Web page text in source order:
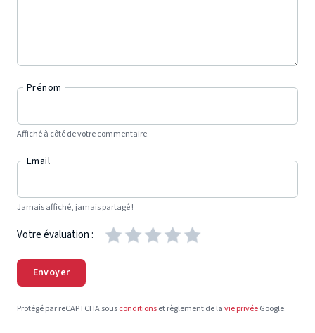
Prénom
Affiché à côté de votre commentaire.
Email
Jamais affiché, jamais partagé !
Votre évaluation :
Envoyer
Protégé par reCAPTCHA sousconditionset règlement de lavie privéeGoogle.